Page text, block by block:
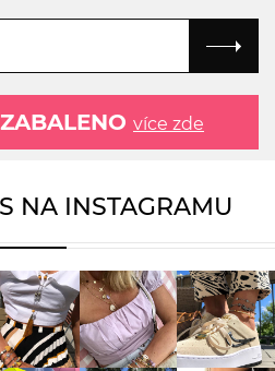
více zde
NA INSTAGRAMU